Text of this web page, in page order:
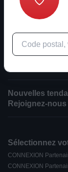
Son - Image -
Actualités
Nouvelles
Rejoignez-nous
Sélectionnez
CONNEXION
CONNEXION